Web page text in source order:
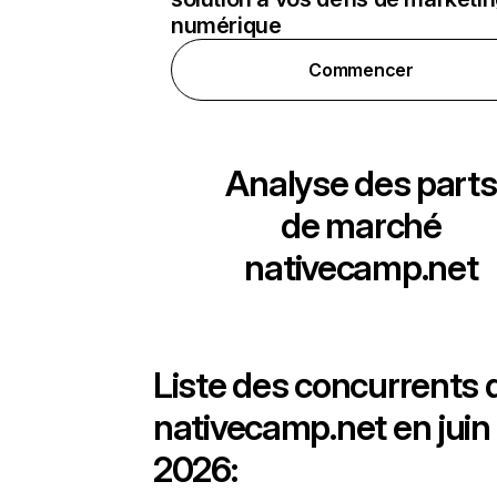
numérique
Commencer
Analyse des parts
de marché
nativecamp.net
Liste des concurrents
nativecamp.net en juin
2026: